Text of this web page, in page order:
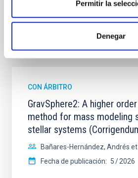
Permitir la
Denegar
BIBCODE
CON ÁRBITRO
GravSphere2: A higher
method for mass modeling
stellar systems
Bañares-Hernández, Andrés et
Fecha de publicación: 5 2026